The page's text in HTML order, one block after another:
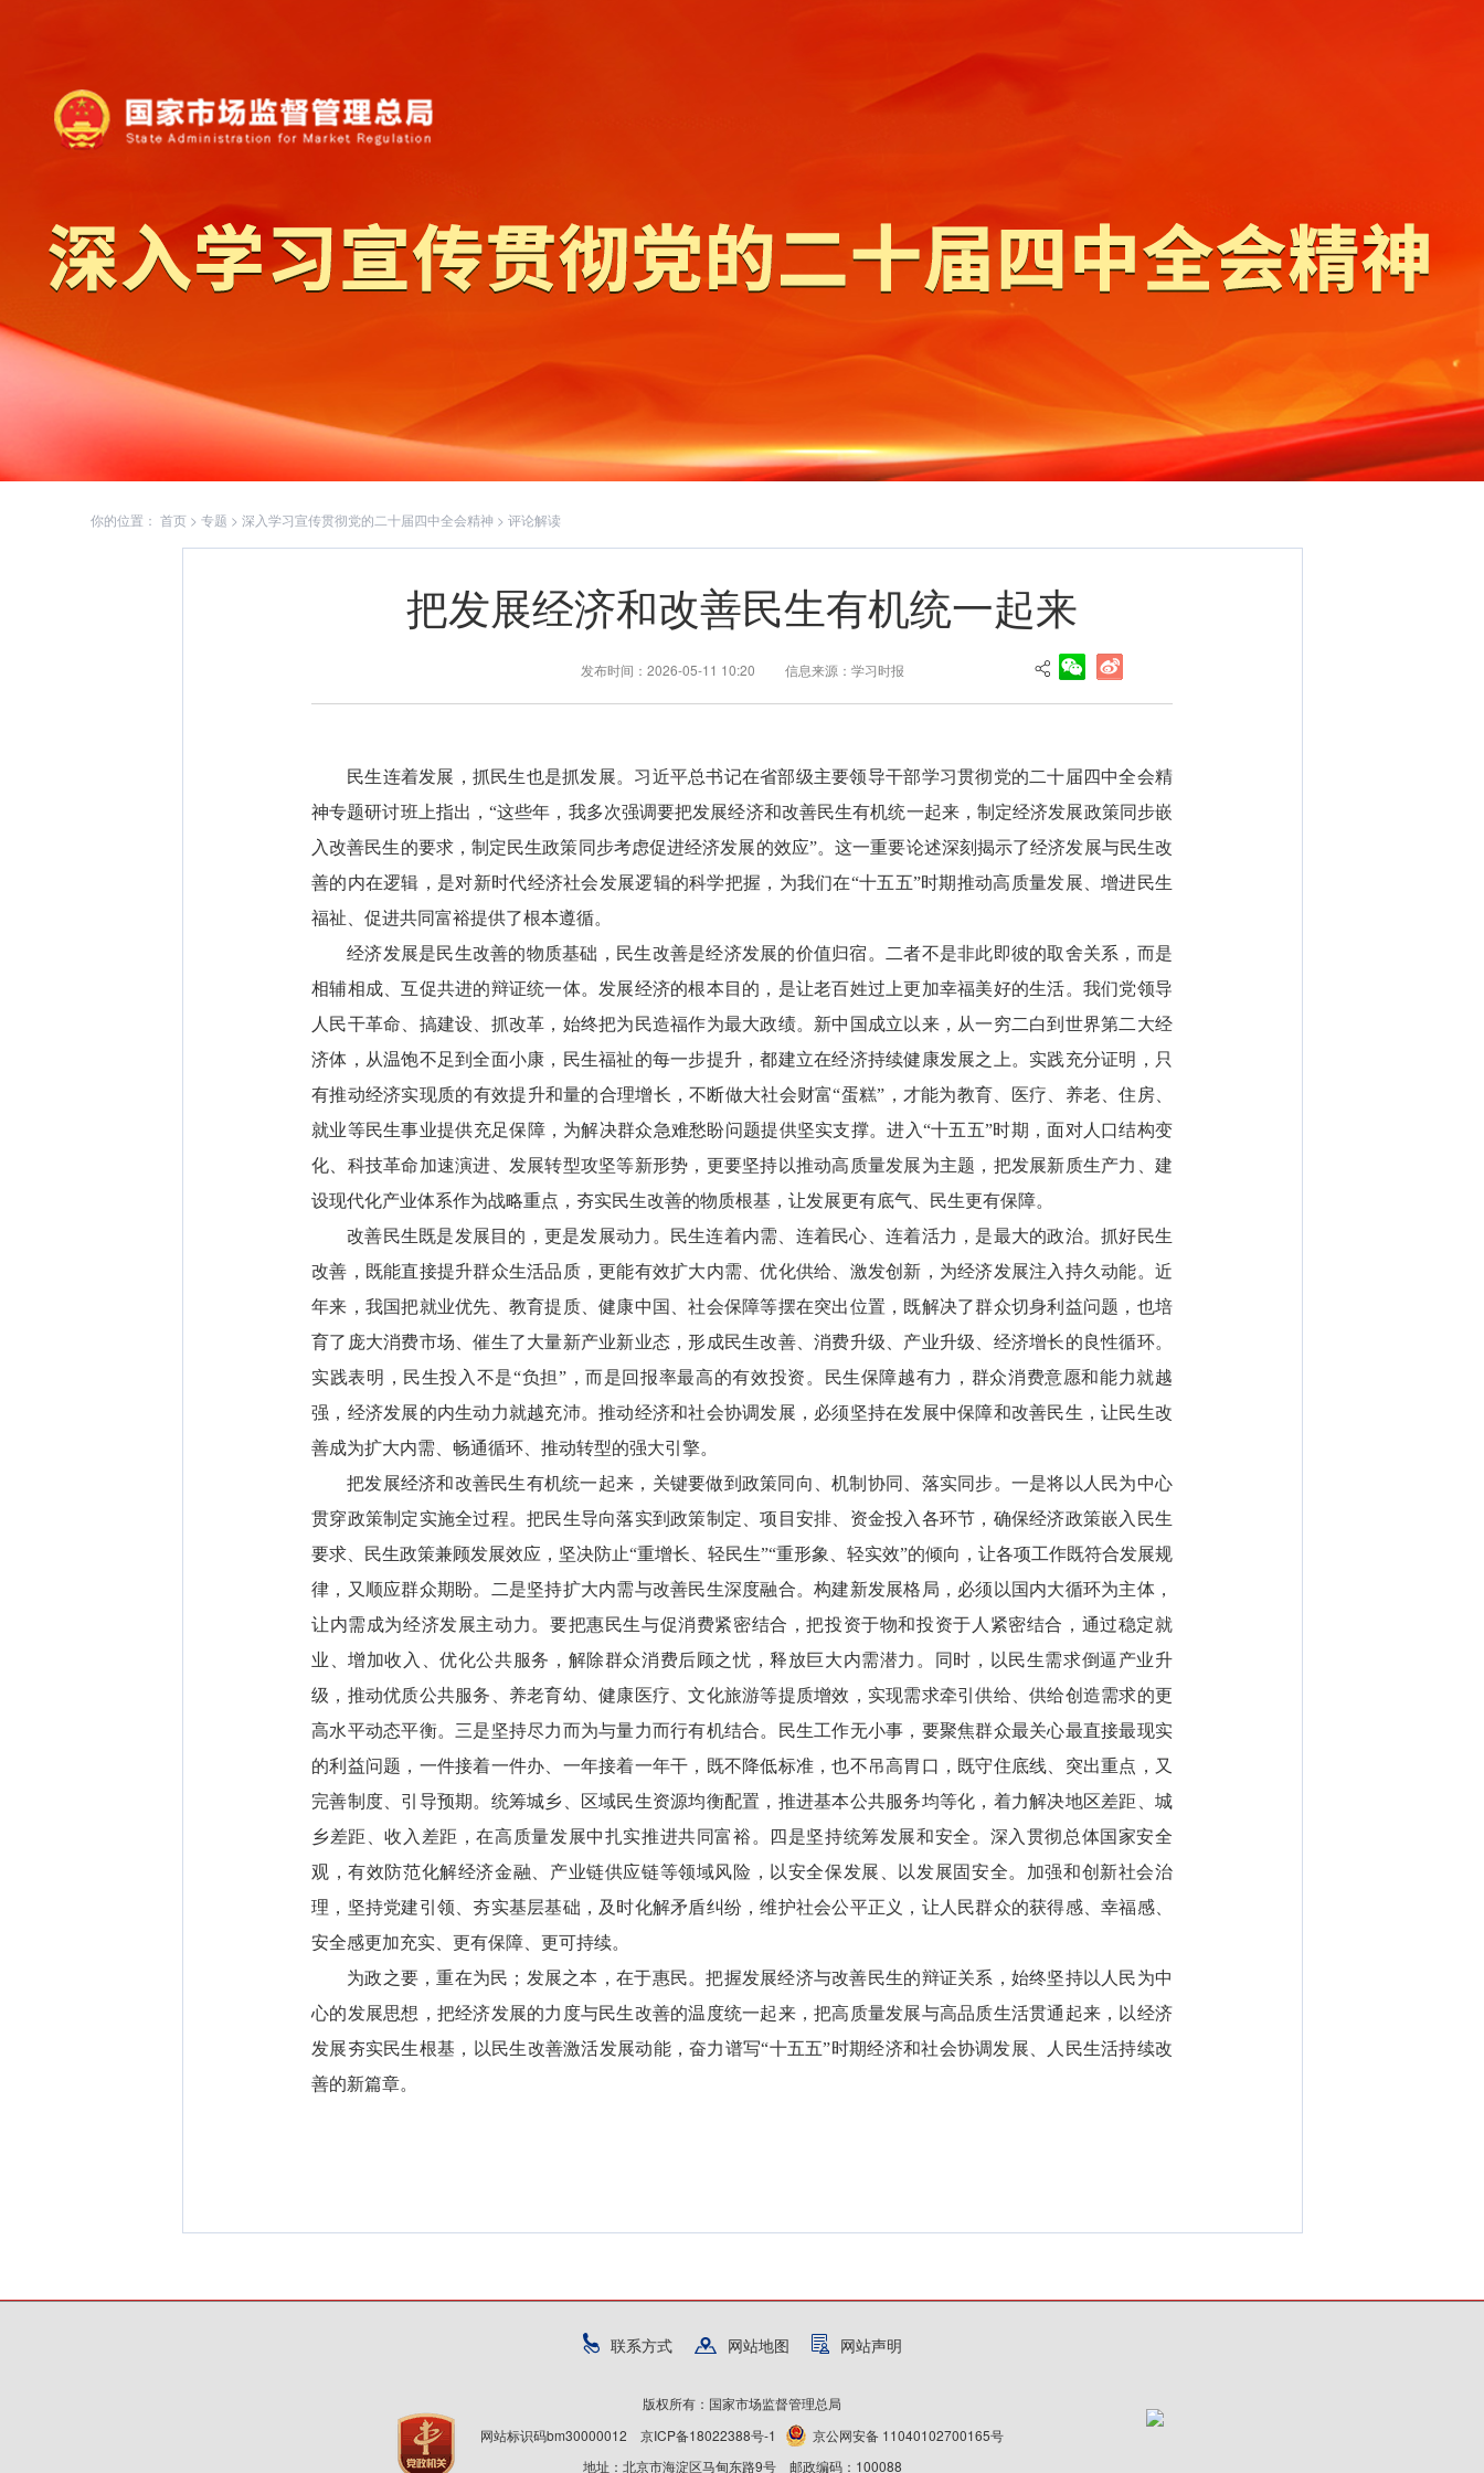
你的位置： 首页 > 专题 > 深入学习宣传贯彻党的二十届四中全会精神 > 评论解读
把发展经济和改善民生有机统一起来
发布时间：2026-05-11 10:20 信息来源：学习时报
民生连着发展，抓民生也是抓发展。习近平总书记在省部级主要领导干部学习贯彻党的二十届四中全会精
神专题研讨班上指出，“这些年，我多次强调要把发展经济和改善民生有机统一起来，制定经济发展政策同步嵌
入改善民生的要求，制定民生政策同步考虑促进经济发展的效应”。这一重要论述深刻揭示了经济发展与民生改
善的内在逻辑，是对新时代经济社会发展逻辑的科学把握，为我们在“十五五”时期推动高质量发展、增进民生
福祉、促进共同富裕提供了根本遵循。
经济发展是民生改善的物质基础，民生改善是经济发展的价值归宿。二者不是非此即彼的取舍关系，而是
相辅相成、互促共进的辩证统一体。发展经济的根本目的，是让老百姓过上更加幸福美好的生活。我们党领导
人民干革命、搞建设、抓改革，始终把为民造福作为最大政绩。新中国成立以来，从一穷二白到世界第二大经
济体，从温饱不足到全面小康，民生福祉的每一步提升，都建立在经济持续健康发展之上。实践充分证明，只
有推动经济实现质的有效提升和量的合理增长，不断做大社会财富“蛋糕”，才能为教育、医疗、养老、住房、
就业等民生事业提供充足保障，为解决群众急难愁盼问题提供坚实支撑。进入“十五五”时期，面对人口结构变
化、科技革命加速演进、发展转型攻坚等新形势，更要坚持以推动高质量发展为主题，把发展新质生产力、建
设现代化产业体系作为战略重点，夯实民生改善的物质根基，让发展更有底气、民生更有保障。
改善民生既是发展目的，更是发展动力。民生连着内需、连着民心、连着活力，是最大的政治。抓好民生
改善，既能直接提升群众生活品质，更能有效扩大内需、优化供给、激发创新，为经济发展注入持久动能。近
年来，我国把就业优先、教育提质、健康中国、社会保障等摆在突出位置，既解决了群众切身利益问题，也培
育了庞大消费市场、催生了大量新产业新业态，形成民生改善、消费升级、产业升级、经济增长的良性循环。
实践表明，民生投入不是“负担”，而是回报率最高的有效投资。民生保障越有力，群众消费意愿和能力就越
强，经济发展的内生动力就越充沛。推动经济和社会协调发展，必须坚持在发展中保障和改善民生，让民生改
善成为扩大内需、畅通循环、推动转型的强大引擎。
把发展经济和改善民生有机统一起来，关键要做到政策同向、机制协同、落实同步。一是将以人民为中心
贯穿政策制定实施全过程。把民生导向落实到政策制定、项目安排、资金投入各环节，确保经济政策嵌入民生
要求、民生政策兼顾发展效应，坚决防止“重增长、轻民生”“重形象、轻实效”的倾向，让各项工作既符合发展规
律，又顺应群众期盼。二是坚持扩大内需与改善民生深度融合。构建新发展格局，必须以国内大循环为主体，
让内需成为经济发展主动力。要把惠民生与促消费紧密结合，把投资于物和投资于人紧密结合，通过稳定就
业、增加收入、优化公共服务，解除群众消费后顾之忧，释放巨大内需潜力。同时，以民生需求倒逼产业升
级，推动优质公共服务、养老育幼、健康医疗、文化旅游等提质增效，实现需求牵引供给、供给创造需求的更
高水平动态平衡。三是坚持尽力而为与量力而行有机结合。民生工作无小事，要聚焦群众最关心最直接最现实
的利益问题，一件接着一件办、一年接着一年干，既不降低标准，也不吊高胃口，既守住底线、突出重点，又
完善制度、引导预期。统筹城乡、区域民生资源均衡配置，推进基本公共服务均等化，着力解决地区差距、城
乡差距、收入差距，在高质量发展中扎实推进共同富裕。四是坚持统筹发展和安全。深入贯彻总体国家安全
观，有效防范化解经济金融、产业链供应链等领域风险，以安全保发展、以发展固安全。加强和创新社会治
理，坚持党建引领、夯实基层基础，及时化解矛盾纠纷，维护社会公平正义，让人民群众的获得感、幸福感、
安全感更加充实、更有保障、更可持续。
为政之要，重在为民；发展之本，在于惠民。把握发展经济与改善民生的辩证关系，始终坚持以人民为中
心的发展思想，把经济发展的力度与民生改善的温度统一起来，把高质量发展与高品质生活贯通起来，以经济
发展夯实民生根基，以民生改善激活发展动能，奋力谱写“十五五”时期经济和社会协调发展、人民生活持续改
善的新篇章。
联系方式 网站地图 网站声明
版权所有：国家市场监督管理总局
网站标识码bm30000012 京ICP备18022388号-1
京公网安备 11040102700165号
地址：北京市海淀区马甸东路9号 邮政编码：100088